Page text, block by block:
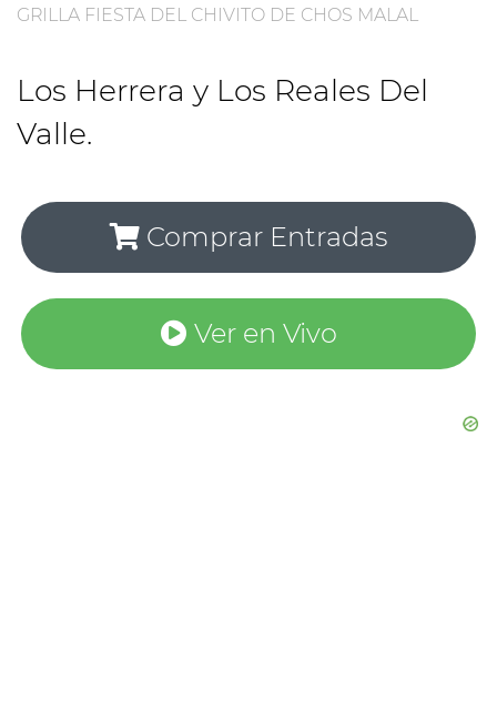
GRILLA FIESTA DEL CHIVITO DE CHOS MALAL
Los Herrera y Los Reales Del
Valle.
Comprar Entradas
Ver en Vivo